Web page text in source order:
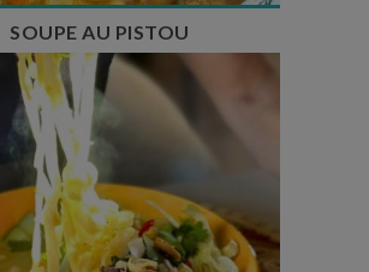
SOUPE AU PISTOU
Temps de préparation : 40 min
Temps de cuisson : 25 min
Nombre de couverts : 4